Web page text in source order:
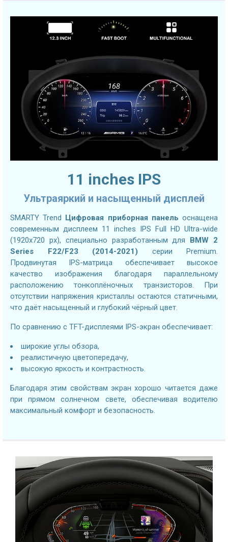
11 inches IPS
Ультраяркий и насыщенный дисплей
SMARTY Trend Цифровая приборная панель оснащена
современным дисплеем 11 inches IPS Full HD Ultra-wide
(1920x720 px), специально разработанным для BMW 2
Series F22/F23 (2014-2021) серии Premium.
Продвинутая IPS-матрица обеспечивает высокое
качество изображения благодаря параллельному
расположению тонкоплёночных транзисторов. При
отсутствии напряжения кристаллы остаются статичными,
что даёт насыщенный и глубокий чёрный цвет.
По сравнению с TFT-дисплеями IPS-экран обеспечивает:
широкие углы обзора,
реалистичную цветопередачу,
высокую яркость и контрастность.
Благодаря этим свойствам экран хорошо читается даже
при прямом солнечном свете, обеспечивая водителю
максимальный комфорт и безопасность.